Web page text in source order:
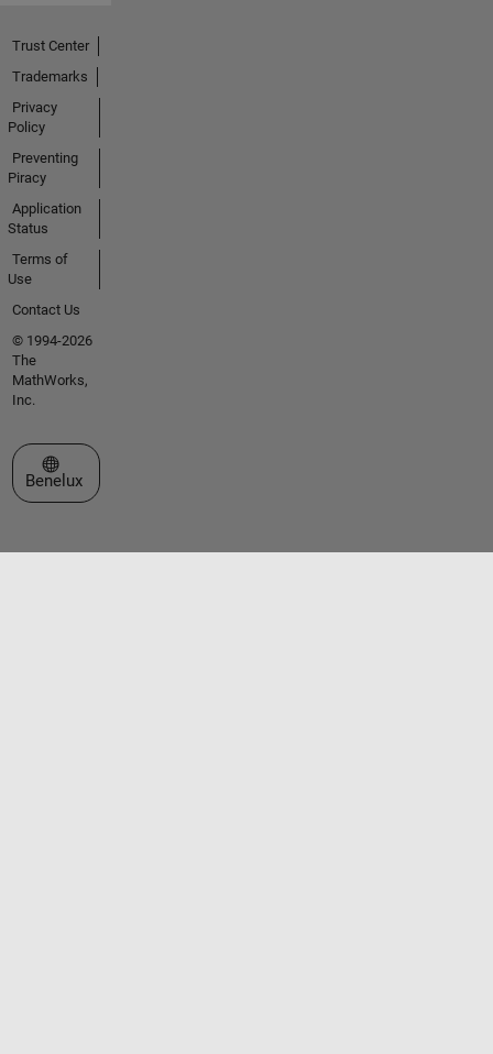
Trust Center
Trademarks
Privacy
Policy
Preventing
Piracy
Application
Status
Terms of
Use
Contact Us
© 1994-2026
The
MathWorks,
Inc.
Select a Web Site
Benelux